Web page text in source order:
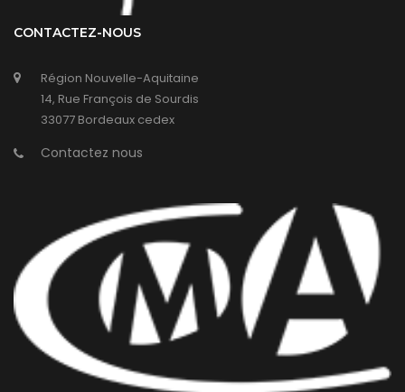
CONTACTEZ-NOUS
Région Nouvelle-Aquitaine
14, Rue François de Sourdis
33077 Bordeaux cedex
Contactez nous